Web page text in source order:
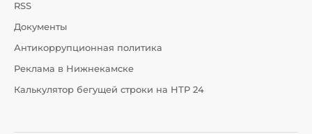
RSS
Документы
Антикоррупционная политика
Реклама в Нижнекамске
Калькулятор бегущей строки на НТР 24